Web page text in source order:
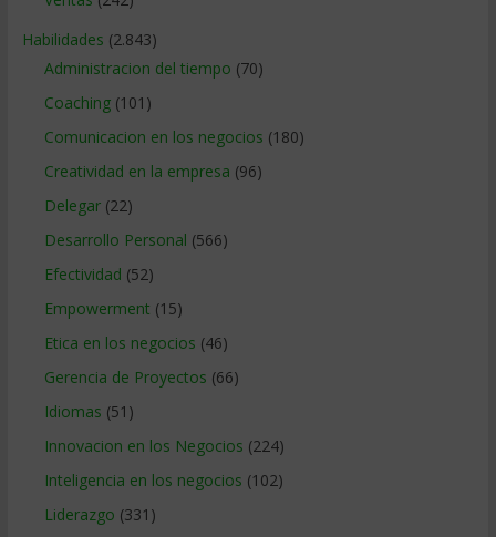
Habilidades (2.843)
Administracion del tiempo (70)
Coaching(101)
Comunicacion en los negocios (180)
Creatividad en la empresa (96)
Delegar(22)
Desarrollo Personal (566)
Efectividad (52)
Empowerment (15)
Etica en los negocios (46)
Gerencia de Proyectos (66)
Idiomas (51)
Innovacion en los Negocios (224)
Inteligencia en los negocios (102)
Liderazgo (331)